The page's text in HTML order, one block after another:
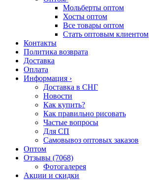
Мольберты оптом
Хосты оптом
Все товары оптом
Стать оптовым клиентом
Контакты
Политика возврата
Доставка
Оплата
Информация ›
Доставка в СНГ
Новости
Как купить?
Как правильно рисовать
Частые вопросы
Для СП
Самовывоз оптовых заказов
Оптом
Отзывы (7068)
Фотогалерея
Акции и скидки